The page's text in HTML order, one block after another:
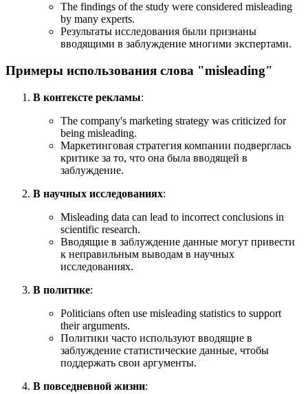
The findings of the study were considered misleading
by many experts.
Результаты исследования были признаны
вводящими в заблуждение многими экспертами.
Примеры использования слова "misleading"
В контексте рекламы:
The company's marketing strategy was criticized for
being misleading.
Маркетинговая стратегия компании подверглась
критике за то, что она была вводящей в
заблуждение.
В научных исследованиях:
Misleading data can lead to incorrect conclusions in
scientific research.
Вводящие в заблуждение данные могут привести
к неправильным выводам в научных
исследованиях.
В политике:
Politicians often use misleading statistics to support
their arguments.
Политики часто используют вводящие в
заблуждение статистические данные, чтобы
поддержать свои аргументы.
В повседневной жизни: